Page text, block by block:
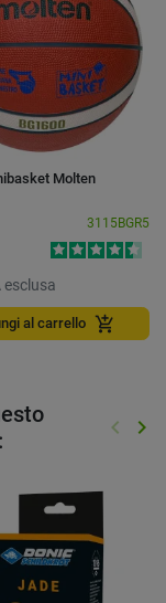
Molten
3115BGR5
esclusa
al carrello add_shopping_cart
keyboard_arrow_left keyboard_arrow_right